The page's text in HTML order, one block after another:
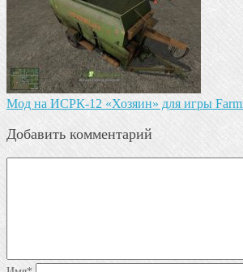
Мод на ИСРК-12 «Хозяин» для игры
Добавить комментарий